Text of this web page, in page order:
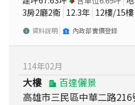
3房2廳2衛 12.3年 12樓/15樓
資料說明 內政部實價登錄
114年02月
大樓
百達儷景
高雄市三民區中華二路